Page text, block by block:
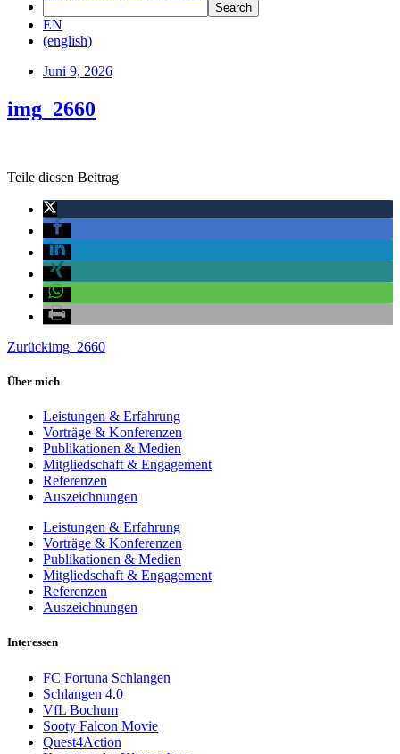
EN
(english)
Juni 9, 2026
img_2660
Teile diesen Beitrag
Zurückimg_2660
Über mich
Leistungen & Erfahrung
Vorträge & Konferenzen
Publikationen & Medien
Mitgliedschaft & Engagement
Referenzen
Auszeichnungen
Leistungen & Erfahrung
Vorträge & Konferenzen
Publikationen & Medien
Mitgliedschaft & Engagement
Referenzen
Auszeichnungen
Interessen
FC Fortuna Schlangen
Schlangen 4.0
VfL Bochum
Sooty Falcon Movie
Quest4Action